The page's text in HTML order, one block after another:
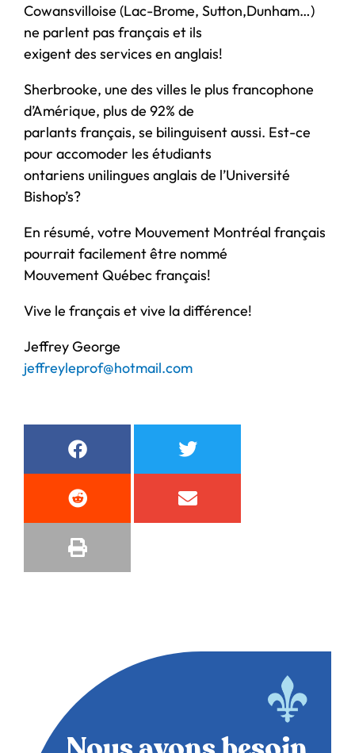
Cowansvilloise (Lac-Brome, Sutton,Dunham…)
ne parlent pas français et ils
exigent des services en anglais!
Sherbrooke, une des villes le plus francophone
d’Amérique, plus de 92% de
parlants français, se bilinguisent aussi. Est-ce
pour accomoder les étudiants
ontariens unilingues anglais de l’Université
Bishop’s?
En résumé, votre Mouvement Montréal français
pourrait facilement être nommé
Mouvement Québec français!
Vive le français et vive la différence!
Jeffrey George
jeffreyleprof@hotmail.com